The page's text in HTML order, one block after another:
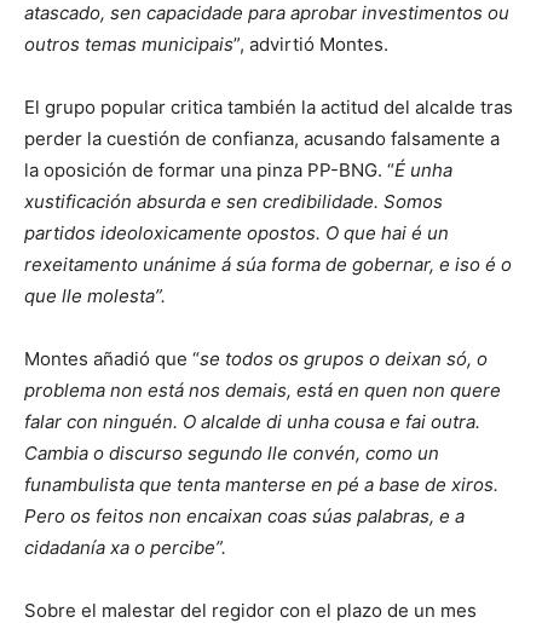
atascado, sen capacidade para aprobar investimentos ou
outros temas municipais”, advirtió Montes.
El grupo popular critica también la actitud del alcalde tras
perder la cuestión de confianza, acusando falsamente a
la oposición de formar una pinza PP-BNG. “É unha
xustificación absurda e sen credibilidade. Somos
partidos ideoloxicamente opostos. O que hai é un
rexeitamento unánime á súa forma de gobernar, e iso é o
que lle molesta”.
Montes añadió que “se todos os grupos o deixan só, o
problema non está nos demais, está en quen non quere
falar con ninguén. O alcalde di unha cousa e fai outra.
Cambia o discurso segundo lle convén, como un
funambulista que tenta manterse en pé a base de xiros.
Pero os feitos non encaixan coas súas palabras, e a
cidadanía xa o percibe”.
Sobre el malestar del regidor con el plazo de un mes